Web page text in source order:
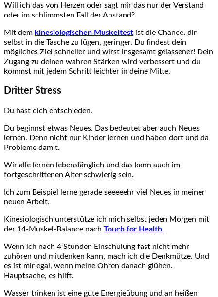
Will ich das von Herzen oder sagt mir das nur der Verstand
oder im schlimmsten Fall der Anstand?
Mit dem kinesiologischen Muskeltest ist die Chance, dir
selbst in die Tasche zu lügen, geringer. Du findest dein
mögliches Ziel schneller und wirst insgesamt gelassener! Dein
Zugang zu deinen wahren Stärken wird verbessert und du
kommst mit jedem Schritt leichter in deine Mitte.
Dritter Stress
Du hast dich entschieden.
Du beginnst etwas Neues. Das bedeutet aber auch Neues
lernen. Denn nicht nur Kinder lernen und haben dort und da
Probleme damit.
Wir alle lernen lebenslänglich und das kann auch im
fortgeschrittenen Alter schwierig sein.
Ich zum Beispiel lerne gerade seeeeehr viel Neues in meiner
neuen Arbeit.
Kinesiologisch unterstütze ich mich selbst jeden Morgen mit
der 14-Muskel-Balance nach Touch for Health.
Wenn ich nach 4 Stunden Einschulung fast nicht mehr
zuhören und mitdenken kann, mach ich die Denkmütze. Und
es ist mir egal, wenn meine Ohren danach glühen.
Hauptsache, es hilft.
Wasser trinken ist eine gute Energieübung und an heißen